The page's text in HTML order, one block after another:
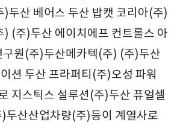
)두산 베어스 두산 밥캣 코리아(주)
) (주)두산 에이치에프 컨트롤스 아
구원(주)두산메카텍(주) (주)두산
션 두산 프라퍼티(주)오성 파워
지스틱스 설루션(주)두산 퓨얼셀
두산산업차량(주)등이 계열사로